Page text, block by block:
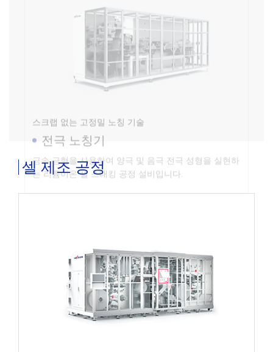
스크랩 없는 고정밀 노칭 기술
전극 노칭기
셀 제조 공정